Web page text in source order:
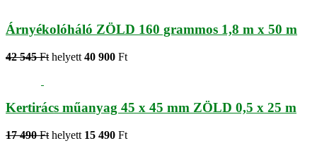
Árnyékolóháló ZÖLD 160 grammos 1,8 m x 50 m
42 545 Ft helyett 40 900 Ft
Kertirács műanyag 45 x 45 mm ZÖLD 0,5 x 25 m
17 490 Ft helyett 15 490 Ft